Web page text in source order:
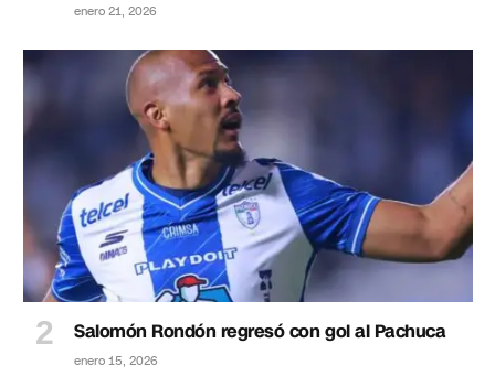
enero 21, 2026
Salomón Rondón regresó con gol al Pachuca
enero 15, 2026